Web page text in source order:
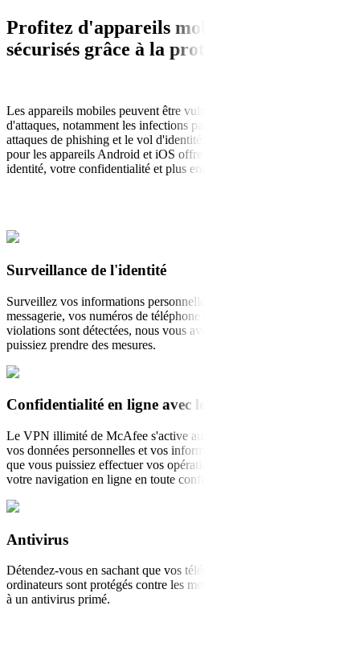
Profitez d'appareils mobiles plus
sécurisés grâce à la protection tout-en-un
Les appareils mobiles peuvent être vulnérables à toute une série
d'attaques, notamment les infections par logiciels malveillants, les
attaques de phishing et le vol d'identité. La sécurité mobile complète
pour les appareils Android et iOS offre une protection pour votre
identité, votre confidentialité et plus encore.
Surveillance de l'identité
Surveillez vos informations personnelles telles que vos comptes de
messagerie, vos numéros de téléphone et plus encore. Si des
violations sont détectées, nous vous avertirons pour que vous
puissiez prendre des mesures.
Confidentialité en ligne avec le VPN sécurisé
Le VPN illimité de McAfee s'active automatiquement pour protéger
vos données personnelles et vos informations de carte de crédit, pour
que vous puissiez effectuer vos opérations bancaire, vos achats et
votre navigation en ligne en toute confidentialité, où que vous soyez.
Antivirus
Détendez-vous en sachant que vos téléphones portables, tablettes et
ordinateurs sont protégés contre les menaces les plus récentes grâce
à un antivirus primé.